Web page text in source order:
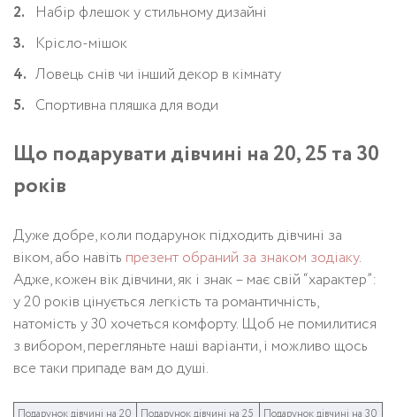
Набір флешок у стильному дизайні
Крісло-мішок
Ловець снів чи інший декор в кімнату
Спортивна пляшка для води
Що подарувати дівчині на 20, 25 та 30
років
Дуже добре, коли подарунок підходить дівчині за
віком, або навіть презент обраний за знаком зодіаку.
Адже, кожен вік дівчини, як і знак – має свій “характер”:
у 20 років цінується легкість та романтичність,
натомість у 30 хочеться комфорту. Щоб не помилитися
з вибором, перегляньте наші варіанти, і можливо щось
все таки припаде вам до душі.
Подарунок дівчині на 20 Подарунок дівчині на 25 Подарунок дівчині на 30